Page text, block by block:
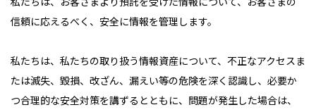
信頼に応えるべく、安全に情報を管理します。
私たちは、私たちの取り扱う情報資産について、不正なアクセスま
たは滅失、毀損、改ざん、漏えい等の危険を深く認識し、必要か
つ合理的な安全対策を講ずるとともに、問題が発生した場合は、